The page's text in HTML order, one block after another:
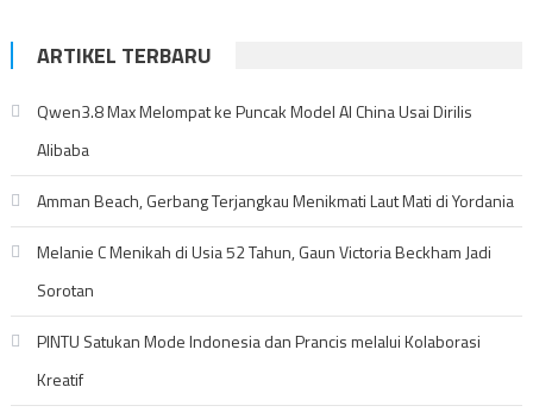
ARTIKEL TERBARU
Qwen3.8 Max Melompat ke Puncak Model AI China Usai Dirilis
Alibaba
Amman Beach, Gerbang Terjangkau Menikmati Laut Mati di Yordania
Melanie C Menikah di Usia 52 Tahun, Gaun Victoria Beckham Jadi
Sorotan
PINTU Satukan Mode Indonesia dan Prancis melalui Kolaborasi
Kreatif